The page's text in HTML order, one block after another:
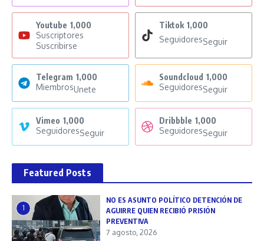
Youtube 1,000
Suscriptores
Suscribirse
Tiktok 1,000
SeguidoresSeguir
Telegram 1,000
MiembrosUnete
Soundcloud 1,000
SeguidoresSeguir
Vimeo 1,000
SeguidoresSeguir
Dribbble 1,000
SeguidoresSeguir
Featured Posts
1
NO ES ASUNTO POLÍTICO DETENCIÓN DE
AGUIRRE QUIEN RECIBIÓ PRISIÓN
PREVENTIVA
7 agosto, 2026